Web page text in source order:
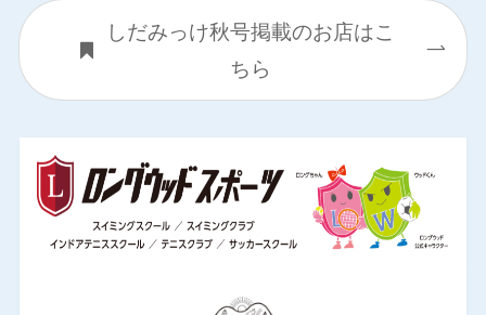
しだみっけ秋号掲載のお店はこ
ちら